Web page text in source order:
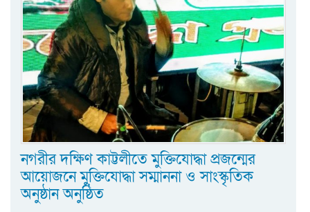
নগরীর দক্ষিণ কাট্টলীতে মুক্তিযোদ্ধা প্রজন্মের
আয়োজনে মুক্তিযোদ্ধা সম্মাননা ও সাংস্কৃতিক
অনুষ্ঠান অনুষ্ঠিত